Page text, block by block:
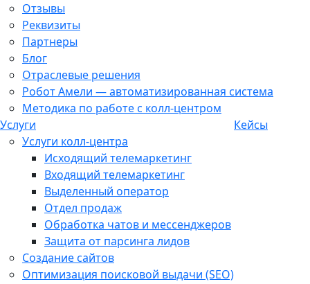
Отзывы
Реквизиты
Партнеры
Блог
Отраслевые решения
Робот Амели — автоматизированная система
Методика по работе с колл-центром
Услуги
Услуги колл-центра
Исходящий телемаркетинг
Входящий телемаркетинг
Выделенный оператор
Отдел продаж
Обработка чатов и мессенджеров
Защита от парсинга лидов
Создание сайтов
Оптимизация поисковой выдачи (SEO)
Кейсы